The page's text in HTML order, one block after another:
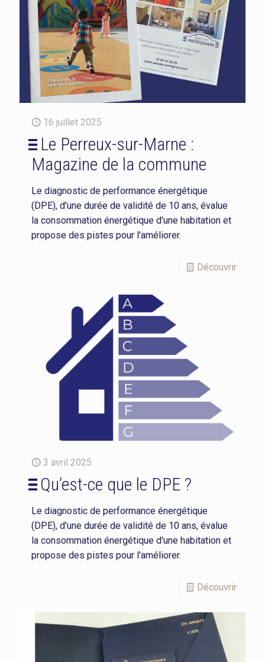
16 juillet 2025
Le Perreux-sur-Marne :
Magazine de la commune
Le diagnostic de performance énergétique
(DPE), d'une durée de validité de 10 ans, évalue
la consommation énergétique d'une habitation et
propose des pistes pour l'améliorer.
Découvrir
3 avril 2025
Qu’est-ce que le DPE ?
Le diagnostic de performance énergétique
(DPE), d'une durée de validité de 10 ans, évalue
la consommation énergétique d'une habitation et
propose des pistes pour l'améliorer.
Découvrir